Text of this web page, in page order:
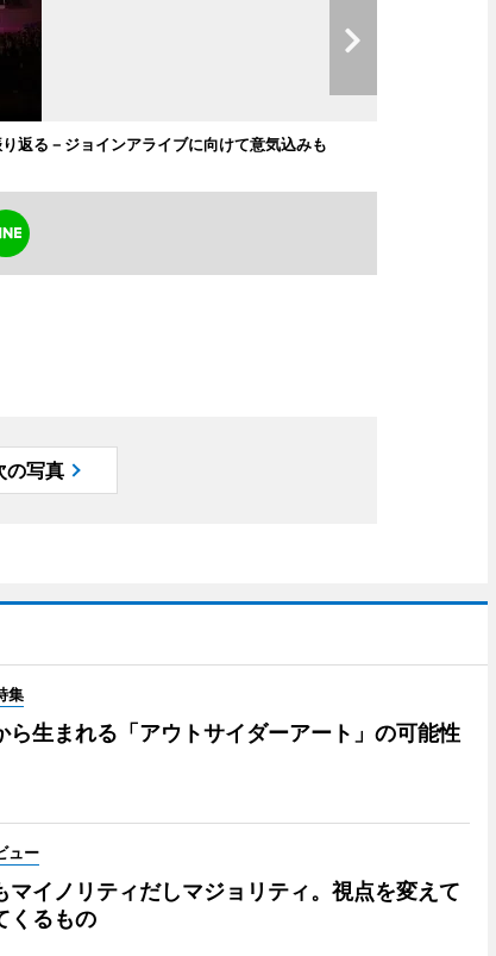
返る－ジョインアライブに向けて意気込みも
の写真
集
ら生まれる「アウトサイダーアート」の可能性
ュー
マイノリティだしマジョリティ。視点を変えて
くるもの